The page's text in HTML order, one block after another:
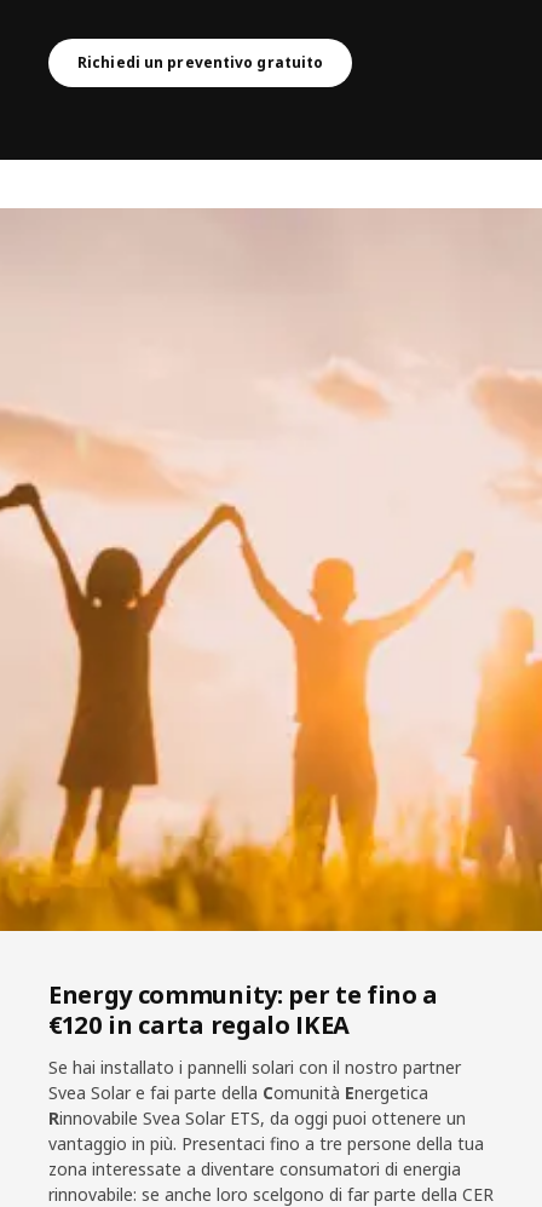
Richiedi un preventivo gratuito
Energy community: per te fino a
€120 in carta regalo IKEA
Se hai installato i pannelli solari con il nostro partner
Svea Solar e fai parte della Comunità Energetica
Rinnovabile Svea Solar ETS, da oggi puoi ottenere un
vantaggio in più. Presentaci fino a tre persone della tua
zona interessate a diventare consumatori di energia
rinnovabile: se anche loro scelgono di far parte della CER